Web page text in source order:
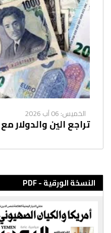
الخميس: 06 آب 2026
تراجع الين والدولار
النسخة الورقية - PDF